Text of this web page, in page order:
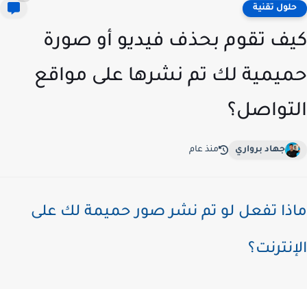
تقنية
تقوم بحذف فيديو أو صورة
لك تم نشرها على مواقع
جهاد برواري منذ عام
تفعل لو تم نشر صور حميمة لك على